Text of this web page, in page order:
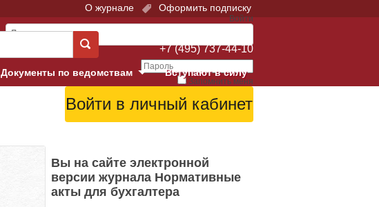
О журнале Оформить подписку
Войти
Запомнить меня
+7 (495) 737-44-10
Вступают в силу
Документы по ведомствам
Арбитражные суды
Верховный Суд
Гострудинспекция в г. Москве
Вы на сайте электронной
версии журнала Нормативные
акты для бухгалтера